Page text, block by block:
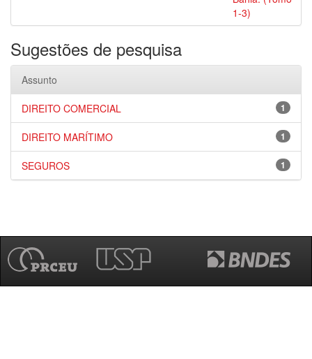
1-3)
Sugestões de pesquisa
Assunto
1
DIREITO COMERCIAL
1
DIREITO MARÍTIMO
1
SEGUROS